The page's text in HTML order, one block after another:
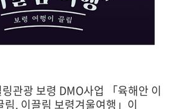
관광 보령 DMO사업 「육해안 이
림. 이끌림 보령겨울여행」이